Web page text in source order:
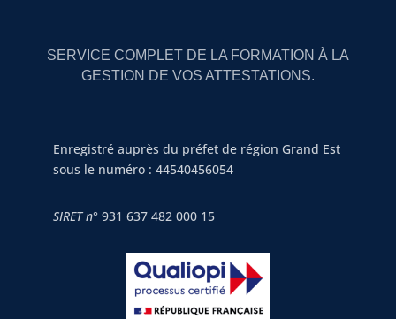
SERVICE COMPLET DE LA FORMATION À LA
GESTION DE VOS ATTESTATIONS.
Enregistré auprès du préfet de région Grand Est
sous le numéro : 44540456054
SIRET n° 931 637 482 000 15